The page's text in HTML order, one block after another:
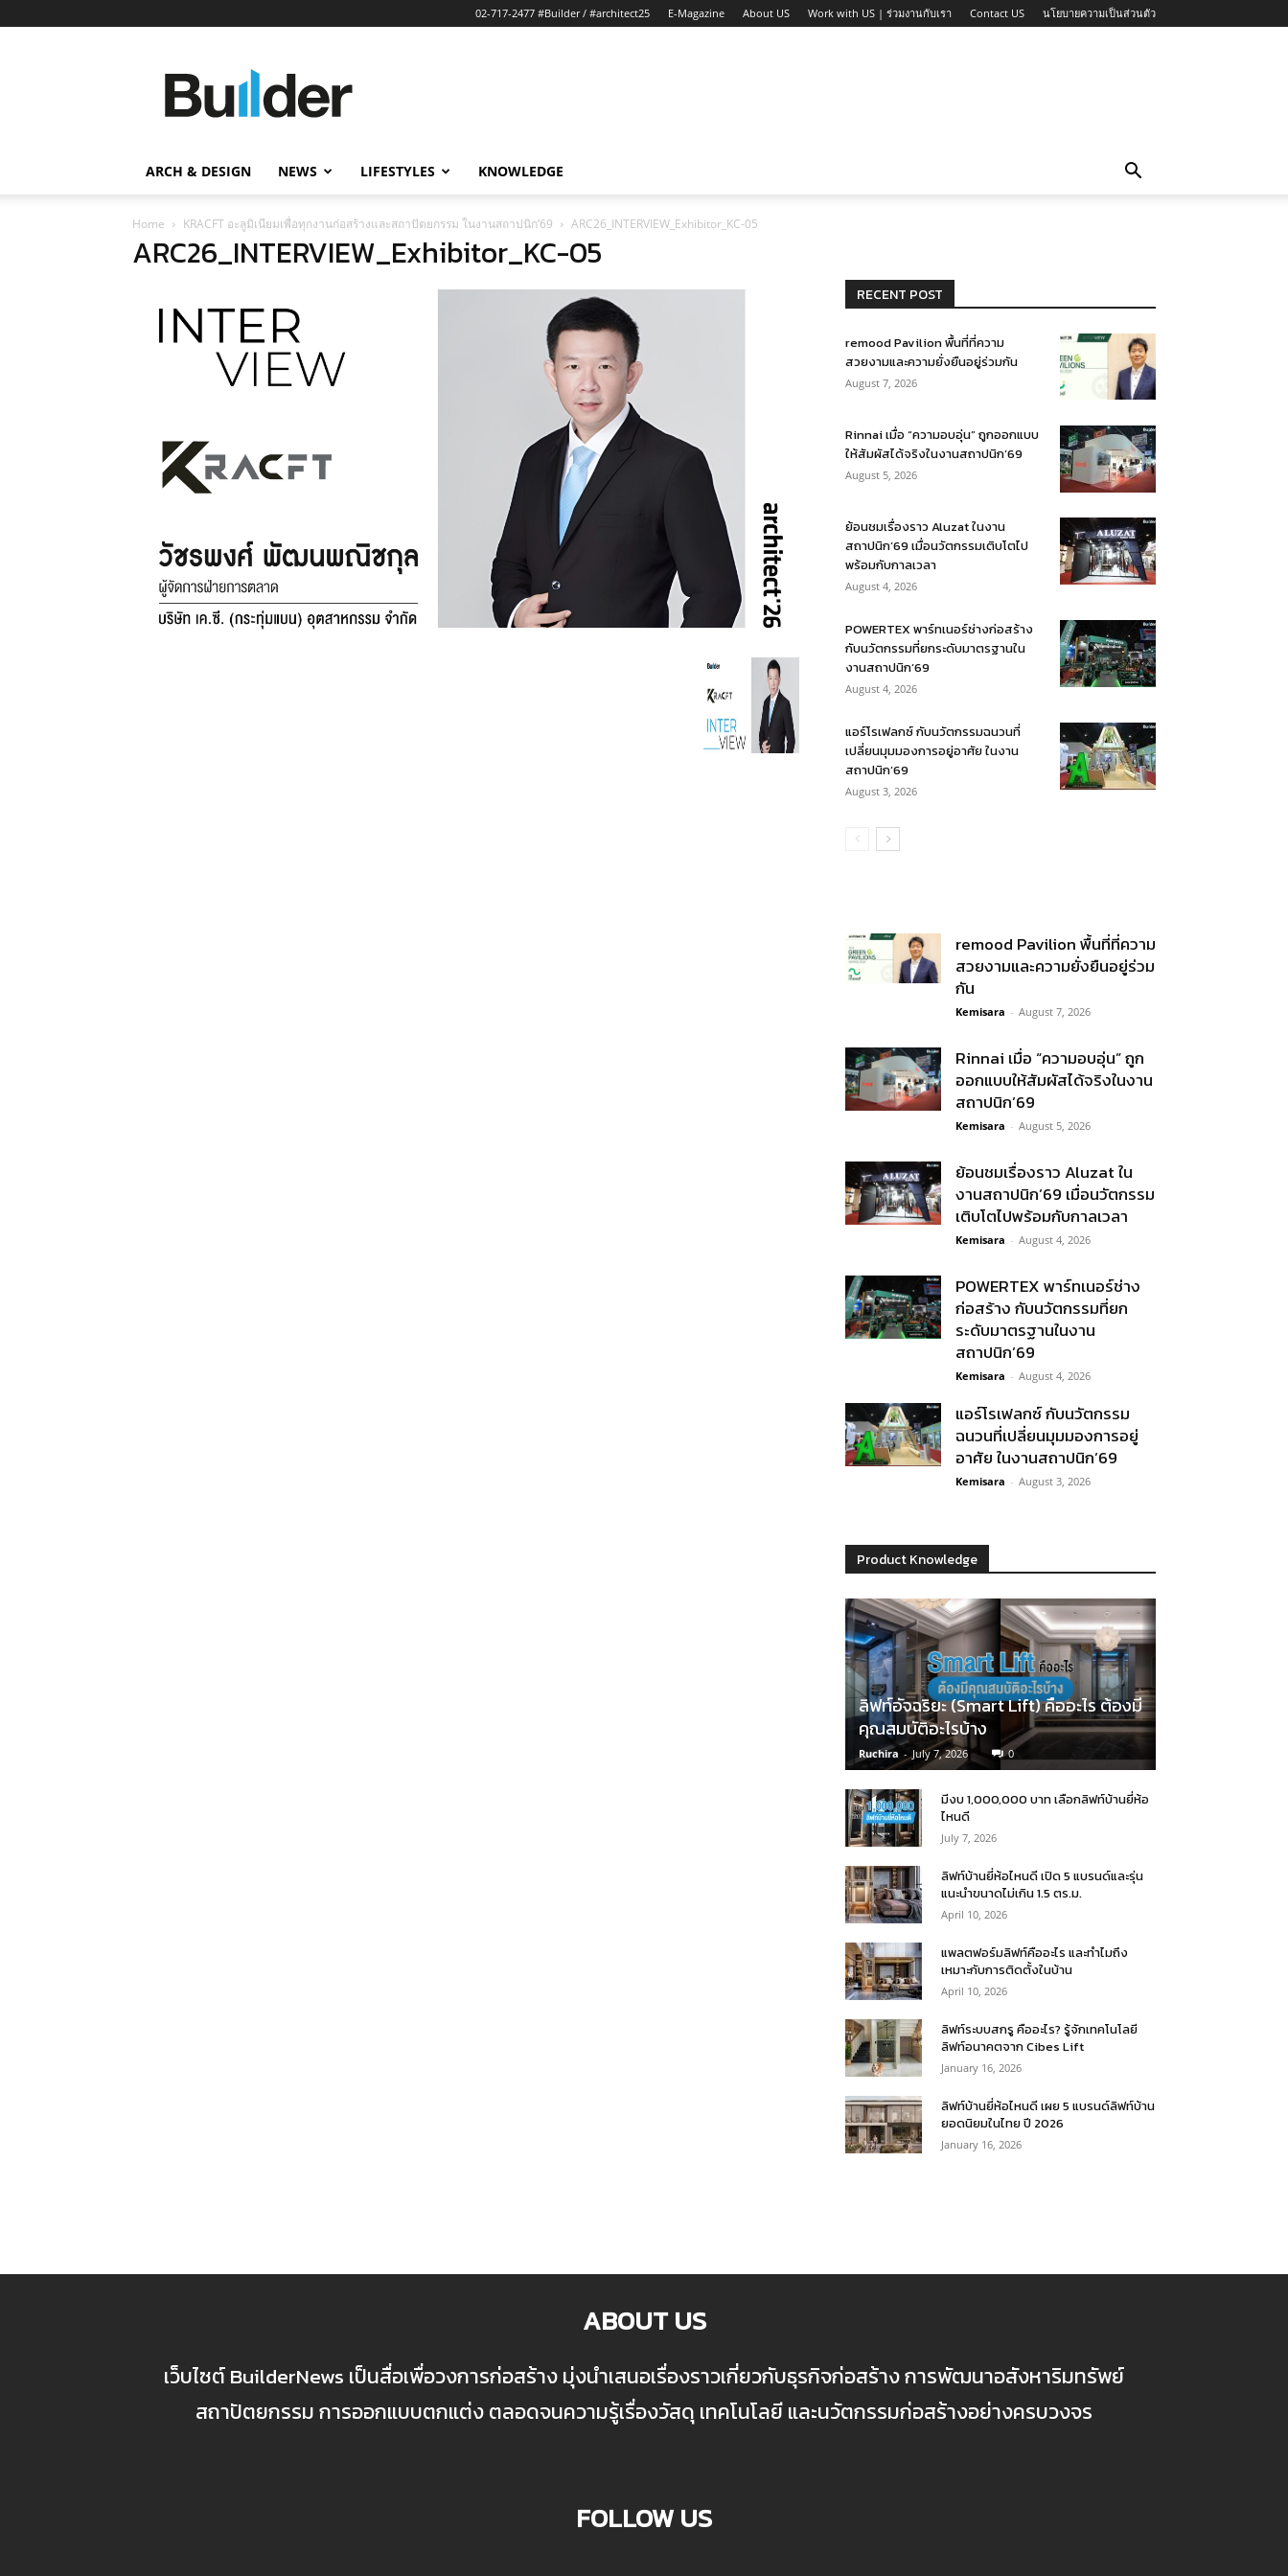
02-717-2477 #Builder / #architect25 E-Magazine About US Work with US | ร่วมงานกับเรา Contact US นโยบายความเป็นส่วนตัว
ข่าว
ก่อสร้าง
ARCH & DESIGN NEWS LIFESTYLES KNOWLEDGE
Home KRACFT อะลูมิเนียมเพื่อทุกงานก่อสร้างและสถาปัตยกรรม ในงานสถาปนิก’69 ARC26_INTERVIEW_Exhibitor_KC-05
ARC26_INTERVIEW_Exhibitor_KC-05
RECENT POST
remood Pavilion พื้นที่ที่ความ
สวยงามและความยั่งยืนอยู่ร่วมกัน
August 7, 2026
Rinnai เมื่อ “ความอบอุ่น” ถูกออกแบบ
ให้สัมผัสได้จริงในงานสถาปนิก’69
August 5, 2026
ย้อนชมเรื่องราว Aluzat ในงาน
สถาปนิก’69 เมื่อนวัตกรรมเติบโตไป
พร้อมกับกาลเวลา
August 4, 2026
POWERTEX พาร์ทเนอร์ช่างก่อสร้าง
กับนวัตกรรมที่ยกระดับมาตรฐานใน
งานสถาปนิก’69
August 4, 2026
แอร์โรเฟลกซ์ กับนวัตกรรมฉนวนที่
เปลี่ยนมุมมองการอยู่อาศัย ในงาน
สถาปนิก’69
August 3, 2026
remood Pavilion พื้นที่ที่ความ
สวยงามและความยั่งยืนอยู่ร่วม
กัน
Kemisara - August 7, 2026
Rinnai เมื่อ “ความอบอุ่น” ถูก
ออกแบบให้สัมผัสได้จริงในงาน
สถาปนิก’69
Kemisara - August 5, 2026
ย้อนชมเรื่องราว Aluzat ใน
งานสถาปนิก’69 เมื่อนวัตกรรม
เติบโตไปพร้อมกับกาลเวลา
Kemisara - August 4, 2026
POWERTEX พาร์ทเนอร์ช่าง
ก่อสร้าง กับนวัตกรรมที่ยก
ระดับมาตรฐานในงาน
สถาปนิก’69
Kemisara - August 4, 2026
แอร์โรเฟลกซ์ กับนวัตกรรม
ฉนวนที่เปลี่ยนมุมมองการอยู่
อาศัย ในงานสถาปนิก’69
Kemisara - August 3, 2026
Product Knowledge
ลิฟท์อัจฉริยะ (Smart Lift) คืออะไร ต้องมี
คุณสมบัติอะไรบ้าง
Ruchira - July 7, 2026 0
มีงบ 1,000,000 บาท เลือกลิฟท์บ้านยี่ห้อ
ไหนดี
July 7, 2026
ลิฟท์บ้านยี่ห้อไหนดี เปิด 5 แบรนด์และรุ่น
แนะนำขนาดไม่เกิน 1.5 ตร.ม.
April 10, 2026
แพลตฟอร์มลิฟท์คืออะไร และทำไมถึง
เหมาะกับการติดตั้งในบ้าน
April 10, 2026
ลิฟท์ระบบสกรู คืออะไร? รู้จักเทคโนโลยี
ลิฟท์อนาคตจาก Cibes Lift
January 16, 2026
ลิฟท์บ้านยี่ห้อไหนดี เผย 5 แบรนด์ลิฟท์บ้าน
ยอดนิยมในไทย ปี 2026
January 16, 2026
ABOUT US
เว็บไซต์ BuilderNews เป็นสื่อเพื่อวงการก่อสร้าง มุ่งนำเสนอเรื่องราวเกี่ยวกับธุรกิจก่อสร้าง การพัฒนาอสังหาริมทรัพย์
สถาปัตยกรรม การออกแบบตกแต่ง ตลอดจนความรู้เรื่องวัสดุ เทคโนโลยี และนวัตกรรมก่อสร้างอย่างครบวงจร
FOLLOW US